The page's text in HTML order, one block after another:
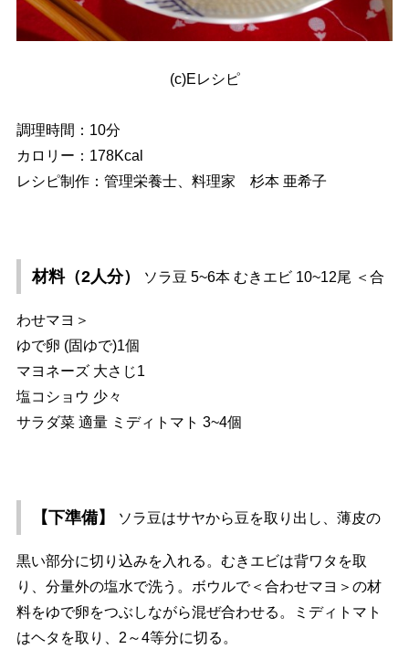
(c)Eレシピ
調理時間：10分
カロリー：178Kcal
レシピ制作：管理栄養士、料理家 杉本 亜希子
材料（2人分） ソラ豆 5~6本 むきエビ 10~12尾 ＜合
わせマヨ＞
ゆで卵 (固ゆで)1個
マヨネーズ 大さじ1
塩コショウ 少々
サラダ菜 適量 ミディトマト 3~4個
【下準備】 ソラ豆はサヤから豆を取り出し、薄皮の
黒い部分に切り込みを入れる。むきエビは背ワタを取
り、分量外の塩水で洗う。ボウルで＜合わせマヨ＞の材
料をゆで卵をつぶしながら混ぜ合わせる。ミディトマト
はヘタを取り、2～4等分に切る。